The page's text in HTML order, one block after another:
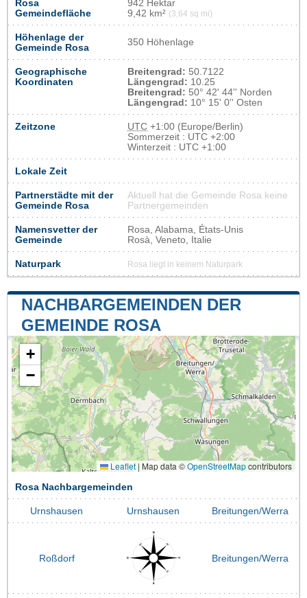
Rosa
Gemeindefläche
942 Hektar
9,42 km² (3,64 sq mi)
Höhenlage der
Gemeinde Rosa
350 Höhenlage
Geographische
Koordinaten
Breitengrad: 50.7122
Längengrad: 10.25
Breitengrad: 50° 42' 44'' Norden
Längengrad: 10° 15' 0'' Osten
Zeitzone UTC +1:00 (Europe/Berlin)
Sommerzeit : UTC +2:00
Winterzeit : UTC +1:00
Lokale Zeit
Partnerstädte mit der
Gemeinde Rosa
Aktuell hat die Gemeinde Rosa keine
Partnergemeinden
Namensvetter der
Gemeinde
Rosa, Alabama, États-Unis
Rosà, Veneto, Italie
Naturpark Rosa liegt in keinem Naturpark
NACHBARGEMEINDEN DER
GEMEINDE ROSA
+
−
Leaflet | Map data ©OpenStreetMapcontributors
Rosa Nachbargemeinden
Urnshausen Urnshausen Breitungen/Werra
Roßdorf Breitungen/Werra